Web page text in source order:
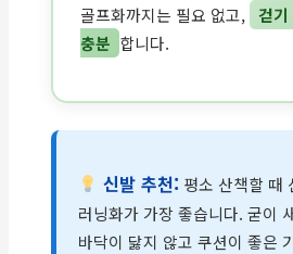
골프화까지는 필요 없고,
걷기
충분 합니다.
신발 추천: 평소 산책할 때
러닝화가 가장 좋습니다. 굳이
바닥이 닳지 않고 쿠션이 좋은